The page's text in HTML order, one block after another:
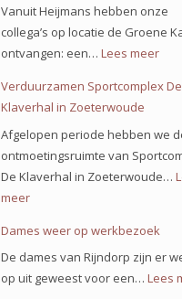
Vanuit Heijmans hebben onze
collega’s op locatie de Groene
ontvangen: een… Lees meer:
Iron
in
Verduurzamen Sportcomplex De
Klaverhal in Zoeterwoude
Afgelopen periode hebben we
ontmoetingsruimte van
De Klaverhal in Zoeterwoude…
meer:
Sportcomplex
De
Klaverhal
Dames weer op werkbezoek
De dames van Rijndorp zijn er
op uit geweest voor een… Lees